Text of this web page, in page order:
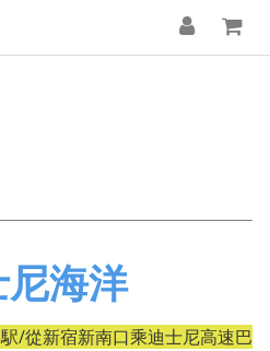
海洋
/從新宿新南口乘迪士尼高速巴